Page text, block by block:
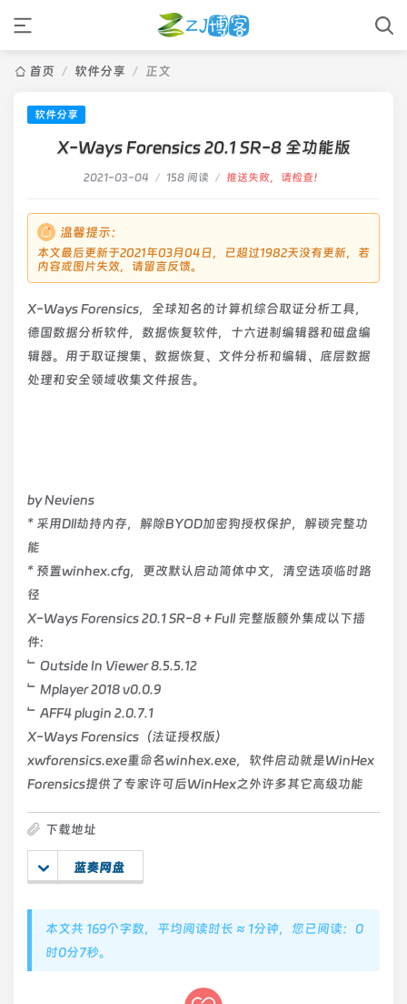
首页 / 软件分享 / 正文
软件分享
X-Ways Forensics 20.1 SR-8 全功能版
2021-03-04 / 158 阅读 / 推送失败，请检查！
温馨提示：
本文最后更新于2021年03月04日，已超过1982天没有更新，若
内容或图片失效，请留言反馈。
X-Ways Forensics，全球知名的计算机综合取证分析工具，
德国数据分析软件，数据恢复软件，十六进制编辑器和磁盘编
辑器。用于取证搜集、数据恢复、文件分析和编辑、底层数据
处理和安全领域收集文件报告。
by Neviens
* 采用Dll劫持内存，解除BYOD加密狗授权保护，解锁完整功
能
* 预置winhex.cfg，更改默认启动简体中文，清空选项临时路
径
X-Ways Forensics 20.1 SR-8 + Full 完整版额外集成以下插
件:
﹂Outside In Viewer 8.5.5.12
﹂Mplayer 2018 v0.0.9
﹂AFF4 plugin 2.0.7.1
X-Ways Forensics（法证授权版）
xwforensics.exe重命名winhex.exe，软件启动就是WinHex
Forensics提供了专家许可后WinHex之外许多其它高级功能
下载地址
蓝奏网盘
本文共 169个字数，平均阅读时长 ≈ 1分钟，您已阅读：0
时0分8秒。